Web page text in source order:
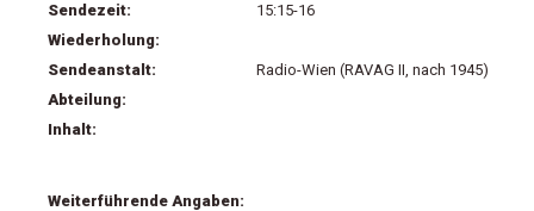
Sendezeit:
15:15-16
Wiederholung:
Sendeanstalt:
Radio-Wien (RAVAG II, nach 1945)
Abteilung:
Inhalt:
Weiterführende Angaben: